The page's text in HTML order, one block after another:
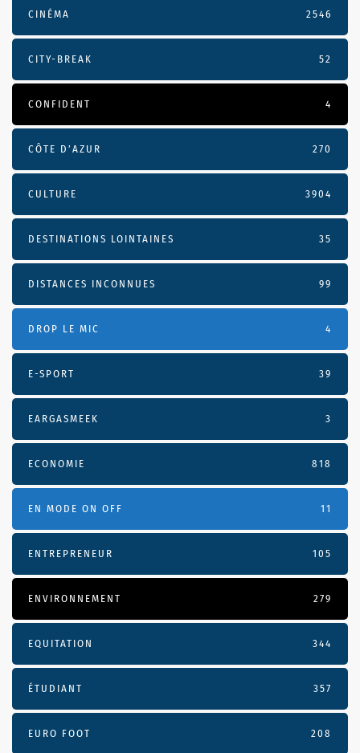
CINÉMA 2546
CITY-BREAK 52
CONFIDENT 4
CÔTE D’AZUR 270
CULTURE 3904
DESTINATIONS LOINTAINES 35
DISTANCES INCONNUES 99
DROP LE MIC 4
E-SPORT 39
EARGASMEEK 3
ECONOMIE 818
EN MODE ON OFF 11
ENTREPRENEUR 105
ENVIRONNEMENT 279
EQUITATION 344
ÉTUDIANT 357
EURO FOOT 208